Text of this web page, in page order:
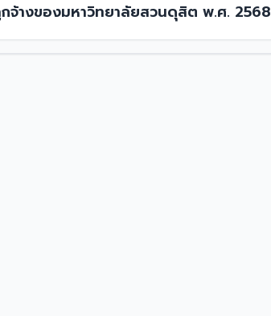
จ้างของมหาวิทยาลัยสวนดุสิต พ.ศ. 2568